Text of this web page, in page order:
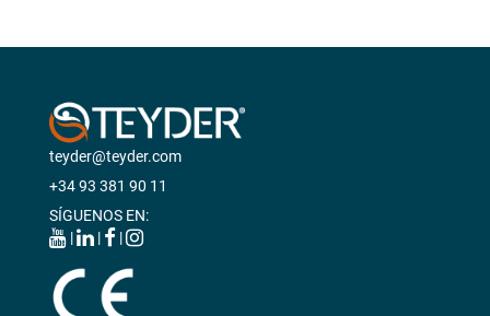
teyder@teyder.com
+34 93 381 90 11
SÍGUENOS EN:
|
| |